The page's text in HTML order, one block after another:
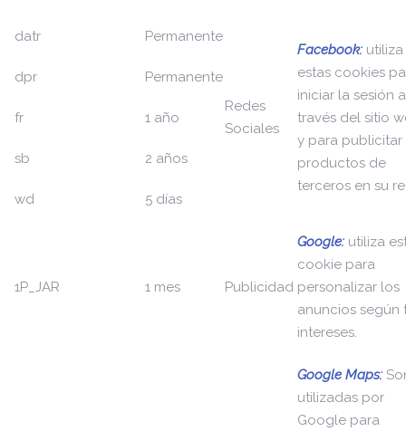
datr
dpr
fr
sb
wd
Permanente
Permanente
1 año
2 años
5 días
Redes
Sociales
Facebook: utiliza
estas cookies
iniciar la sesión a
través del sitio
y para publicitar
productos de
terceros en su
1P_JAR 1 mes Publicidad
Google: utiliza
cookie para
personalizar los
anuncios según
intereses.
Google Maps:
utilizadas por
Google para